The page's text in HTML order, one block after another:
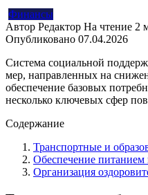
Финансы
Автор Редактор На чтение 2
Опубликовано 07.04.2026
Система социальной
мер, направленных на
обеспечение базовых
несколько ключевых сфер
Содержание
Транспортные и
Обеспечение
Организация